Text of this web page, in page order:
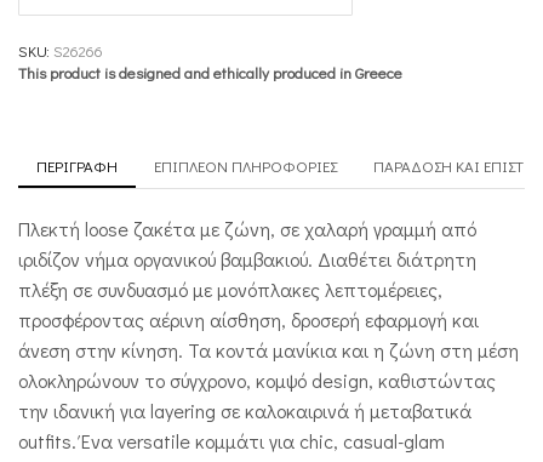
SKU: S26266
This product is designed and ethically produced in Greece
ΠΕΡΙΓΡΑΦΉ ΕΠΙΠΛΈΟΝ ΠΛΗΡΟΦΟΡΊΕΣ ΠΑΡΆΔΟΣΗ ΚΑΙ
Πλεκτή loose ζακέτα με ζώνη, σε χαλαρή γραμμή από
ιριδίζον νήμα οργανικού βαμβακιού. Διαθέτει διάτρητη
πλέξη σε συνδυασμό με μονόπλακες λεπτομέρειες,
προσφέροντας αέρινη αίσθηση, δροσερή εφαρμογή και
άνεση στην κίνηση. Τα κοντά μανίκια και η ζώνη στη μέση
ολοκληρώνουν το σύγχρονο, κομψό design, καθιστώντας
την ιδανική για layering σε καλοκαιρινά ή μεταβατικά
outfits. Ένα versatile κομμάτι για chic, casual-glam